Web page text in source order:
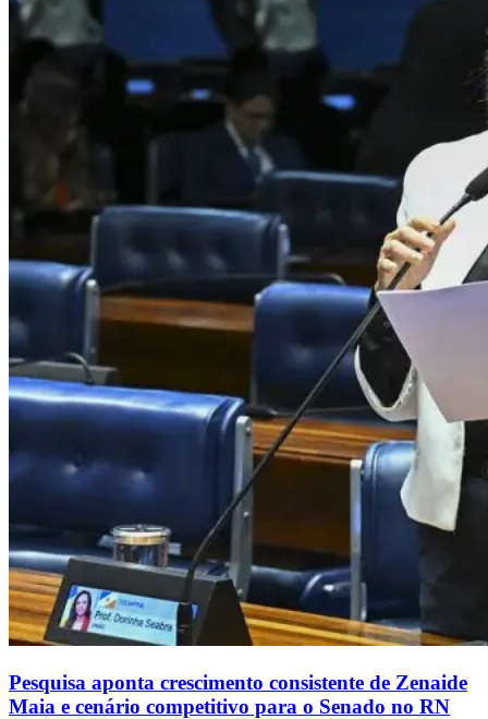
Pesquisa aponta crescimento consistente de Zenaide
Maia e cenário competitivo para o Senado no RN